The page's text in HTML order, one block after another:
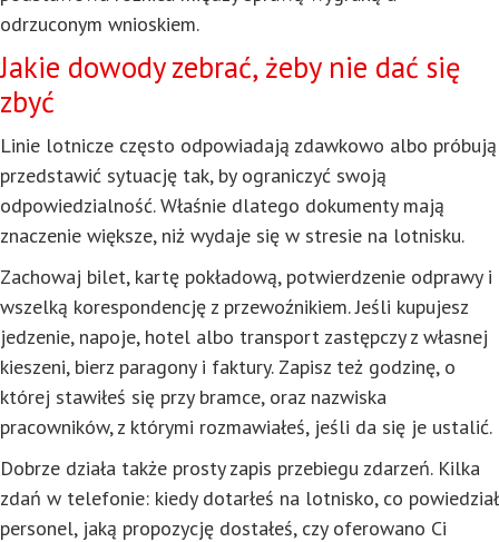
odrzuconym wnioskiem.
Jakie dowody zebrać, żeby nie dać się
zbyć
Linie lotnicze często odpowiadają zdawkowo albo próbują
przedstawić sytuację tak, by ograniczyć swoją
odpowiedzialność. Właśnie dlatego dokumenty mają
znaczenie większe, niż wydaje się w stresie na lotnisku.
Zachowaj bilet, kartę pokładową, potwierdzenie odprawy i
wszelką korespondencję z przewoźnikiem. Jeśli kupujesz
jedzenie, napoje, hotel albo transport zastępczy z własnej
kieszeni, bierz paragony i faktury. Zapisz też godzinę, o
której stawiłeś się przy bramce, oraz nazwiska
pracowników, z którymi rozmawiałeś, jeśli da się je ustalić.
Dobrze działa także prosty zapis przebiegu zdarzeń. Kilka
zdań w telefonie: kiedy dotarłeś na lotnisko, co powiedział
personel, jaką propozycję dostałeś, czy oferowano Ci